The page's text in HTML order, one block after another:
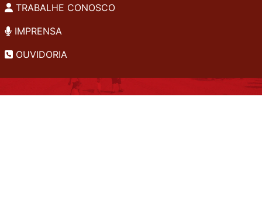
TRABALHE CONOSCO
IMPRENSA
OUVIDORIA